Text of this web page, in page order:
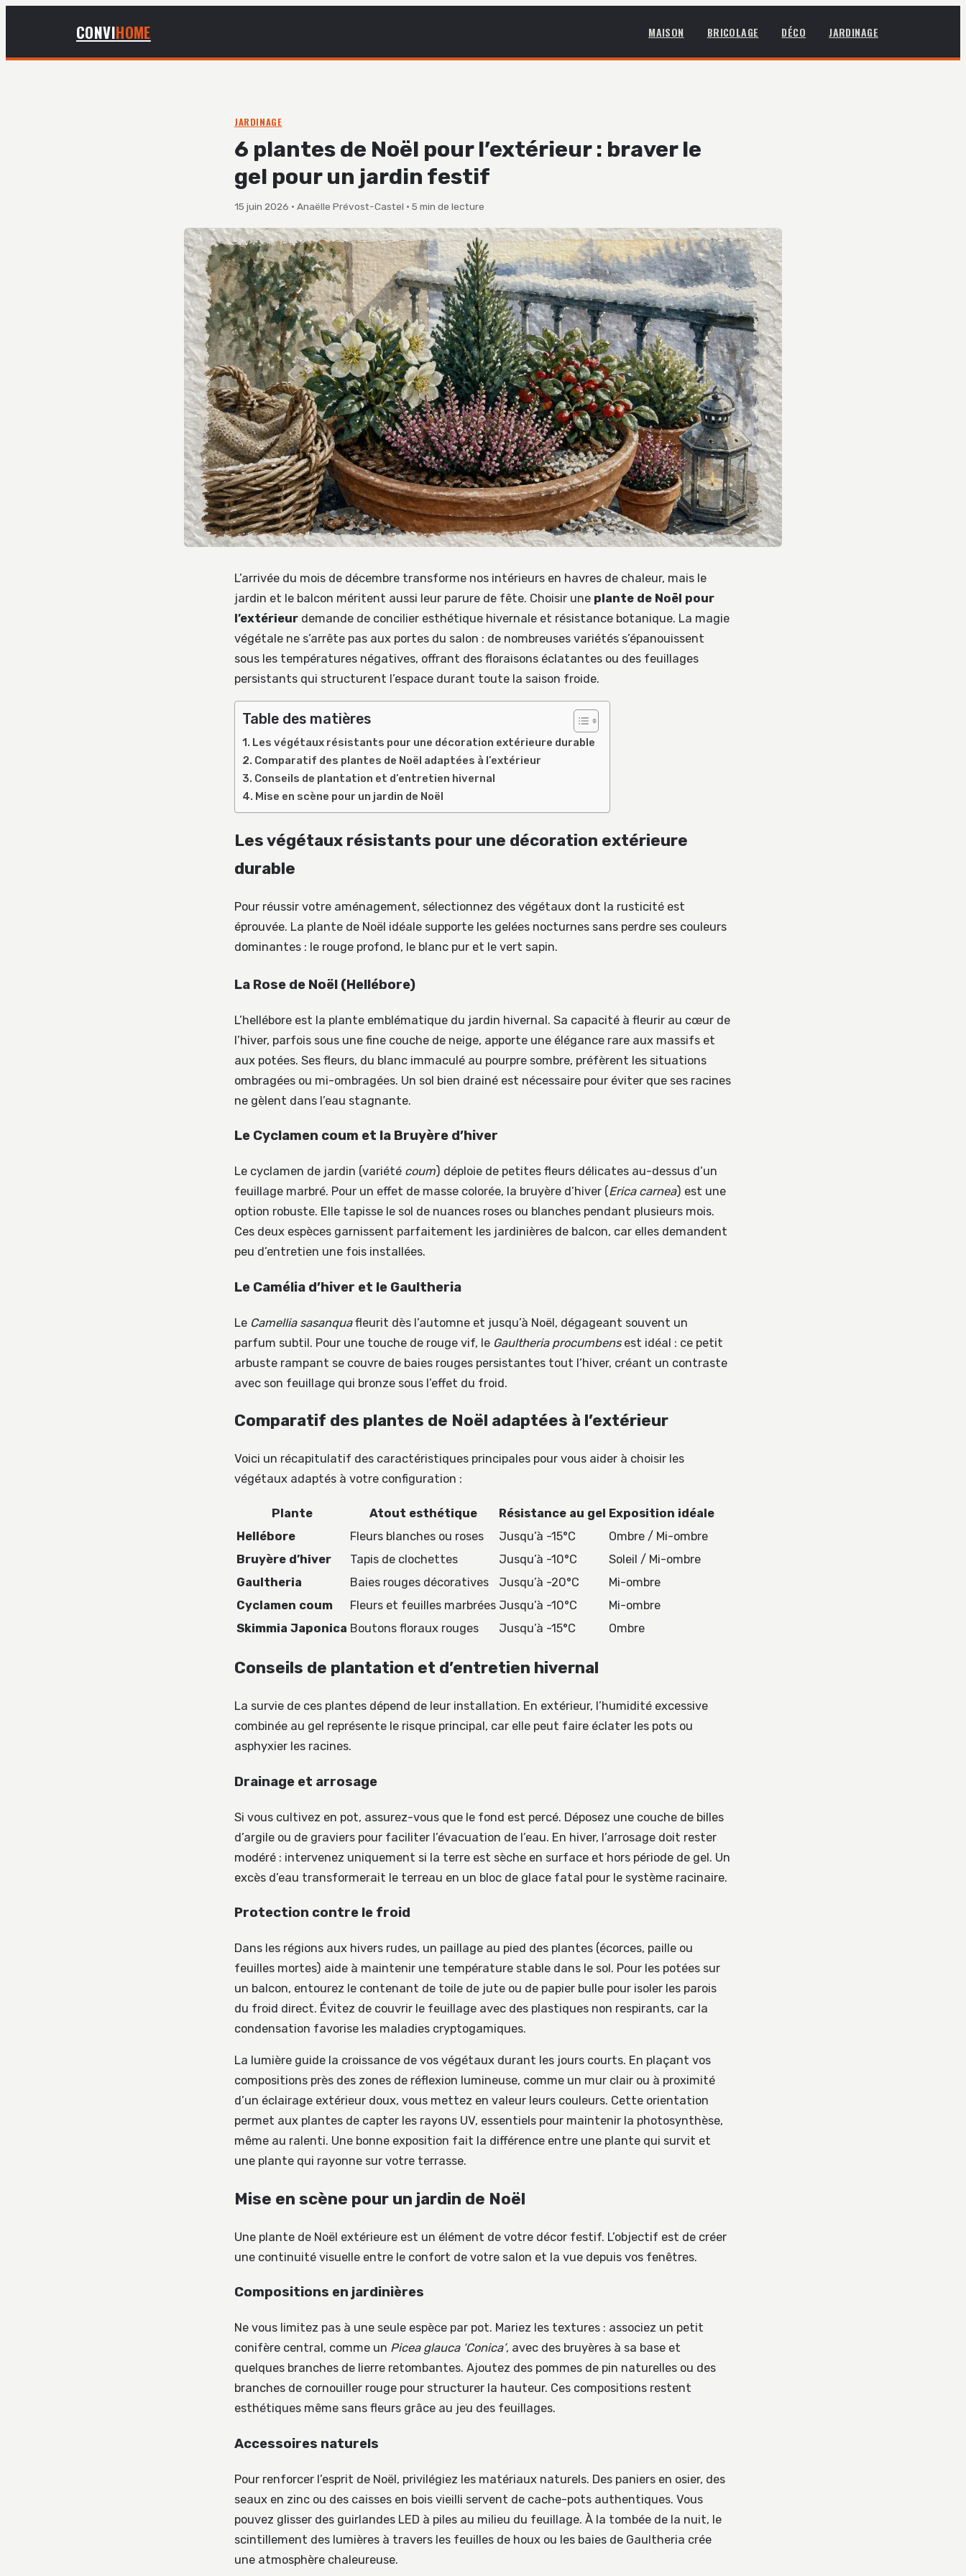
CONVIHOME MAISON BRICOLAGE DÉCO JARDINAGE
JARDINAGE
6 plantes de Noël pour l’extérieur : braver le
gel pour un jardin festif
15 juin 2026 · Anaëlle Prévost-Castel · 5 min de lecture
L’arrivée du mois de décembre transforme nos intérieurs en havres de chaleur, mais le
jardin et le balcon méritent aussi leur parure de fête. Choisir une plante de Noël pour
l’extérieur demande de concilier esthétique hivernale et résistance botanique. La magie
végétale ne s’arrête pas aux portes du salon : de nombreuses variétés s’épanouissent
sous les températures négatives, offrant des floraisons éclatantes ou des feuillages
persistants qui structurent l’espace durant toute la saison froide.
Table des matières
Les végétaux résistants pour une décoration extérieure durable
Comparatif des plantes de Noël adaptées à l’extérieur
Conseils de plantation et d’entretien hivernal
Mise en scène pour un jardin de Noël
Les végétaux résistants pour une décoration extérieure
durable
Pour réussir votre aménagement, sélectionnez des végétaux dont la rusticité est
éprouvée. La plante de Noël idéale supporte les gelées nocturnes sans perdre ses couleurs
dominantes : le rouge profond, le blanc pur et le vert sapin.
La Rose de Noël (Hellébore)
L’hellébore est la plante emblématique du jardin hivernal. Sa capacité à fleurir au cœur de
l’hiver, parfois sous une fine couche de neige, apporte une élégance rare aux massifs et
aux potées. Ses fleurs, du blanc immaculé au pourpre sombre, préfèrent les situations
ombragées ou mi-ombragées. Un sol bien drainé est nécessaire pour éviter que ses racines
ne gèlent dans l’eau stagnante.
Le Cyclamen coum et la Bruyère d’hiver
Le cyclamen de jardin (variété coum) déploie de petites fleurs délicates au-dessus d’un
feuillage marbré. Pour un effet de masse colorée, la bruyère d’hiver (Erica carnea) est une
option robuste. Elle tapisse le sol de nuances roses ou blanches pendant plusieurs mois.
Ces deux espèces garnissent parfaitement les jardinières de balcon, car elles demandent
peu d’entretien une fois installées.
Le Camélia d’hiver et le Gaultheria
Le Camellia sasanquafleurit dès l’automne et jusqu’à Noël, dégageant souvent un
parfum subtil. Pour une touche de rouge vif, le Gaultheria procumbensest idéal : ce petit
arbuste rampant se couvre de baies rouges persistantes tout l’hiver, créant un contraste
avec son feuillage qui bronze sous l’effet du froid.
Comparatif des plantes de Noël adaptées à l’extérieur
Voici un récapitulatif des caractéristiques principales pour vous aider à choisir les
végétaux adaptés à votre configuration :
Plante Atout esthétique Résistance au gel Exposition idéale
Hellébore
Fleurs blanches ou roses Jusqu’à -15°C
Ombre / Mi-ombre
Bruyère d’hiver
Tapis de clochettes Jusqu’à -10°C
Soleil / Mi-ombre
Gaultheria
Baies rouges décoratives Jusqu’à -20°C
Mi-ombre
Cyclamen coum
Fleurs et feuilles marbrées Jusqu’à -10°C
Mi-ombre
Skimmia Japonica Boutons floraux rouges Jusqu’à -15°C Ombre
Conseils de plantation et d’entretien hivernal
La survie de ces plantes dépend de leur installation. En extérieur, l’humidité excessive
combinée au gel représente le risque principal, car elle peut faire éclater les pots ou
asphyxier les racines.
Drainage et arrosage
Si vous cultivez en pot, assurez-vous que le fond est percé. Déposez une couche de billes
d’argile ou de graviers pour faciliter l’évacuation de l’eau. En hiver, l’arrosage doit rester
modéré : intervenez uniquement si la terre est sèche en surface et hors période de gel. Un
excès d’eau transformerait le terreau en un bloc de glace fatal pour le système racinaire.
Protection contre le froid
Dans les régions aux hivers rudes, un paillage au pied des plantes (écorces, paille ou
feuilles mortes) aide à maintenir une température stable dans le sol. Pour les potées sur
un balcon, entourez le contenant de toile de jute ou de papier bulle pour isoler les parois
du froid direct. Évitez de couvrir le feuillage avec des plastiques non respirants, car la
condensation favorise les maladies cryptogamiques.
La lumière guide la croissance de vos végétaux durant les jours courts. En plaçant vos
compositions près des zones de réflexion lumineuse, comme un mur clair ou à proximité
d’un éclairage extérieur doux, vous mettez en valeur leurs couleurs. Cette orientation
permet aux plantes de capter les rayons UV, essentiels pour maintenir la photosynthèse,
même au ralenti. Une bonne exposition fait la différence entre une plante qui survit et
une plante qui rayonne sur votre terrasse.
Mise en scène pour un jardin de Noël
Une plante de Noël extérieure est un élément de votre décor festif. L’objectif est de créer
une continuité visuelle entre le confort de votre salon et la vue depuis vos fenêtres.
Compositions en jardinières
Ne vous limitez pas à une seule espèce par pot. Mariez les textures : associez un petit
conifère central, comme un Picea glauca ‘Conica’, avec des bruyères à sa base et
quelques branches de lierre retombantes. Ajoutez des pommes de pin naturelles ou des
branches de cornouiller rouge pour structurer la hauteur. Ces compositions restent
esthétiques même sans fleurs grâce au jeu des feuillages.
Accessoires naturels
Pour renforcer l’esprit de Noël, privilégiez les matériaux naturels. Des paniers en osier, des
seaux en zinc ou des caisses en bois vieilli servent de cache-pots authentiques. Vous
pouvez glisser des guirlandes LED à piles au milieu du feuillage. À la tombée de la nuit, le
scintillement des lumières à travers les feuilles de houx ou les baies de Gaultheria crée
une atmosphère chaleureuse.